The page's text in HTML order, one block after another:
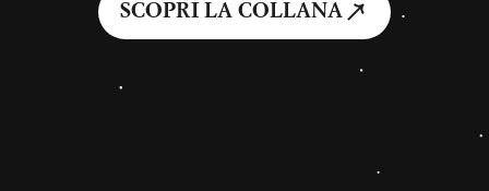
SCOPRI LA COLLANA
#egemonia culturale